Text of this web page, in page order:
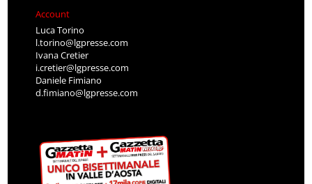
Account
Luca Torino
l.torino@lgpresse.com
Ivana Cretier
i.cretier@lgpresse.com
Daniele Fimiano
d.fimiano@lgpresse.com